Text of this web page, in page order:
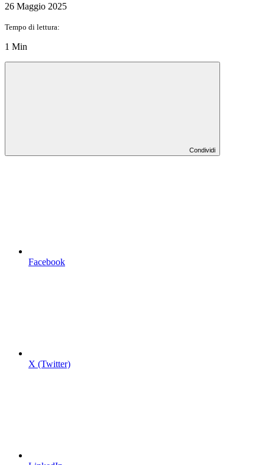
26 Maggio 2025
Tempo di lettura:
1 Min
Condividi
Facebook
X (Twitter)